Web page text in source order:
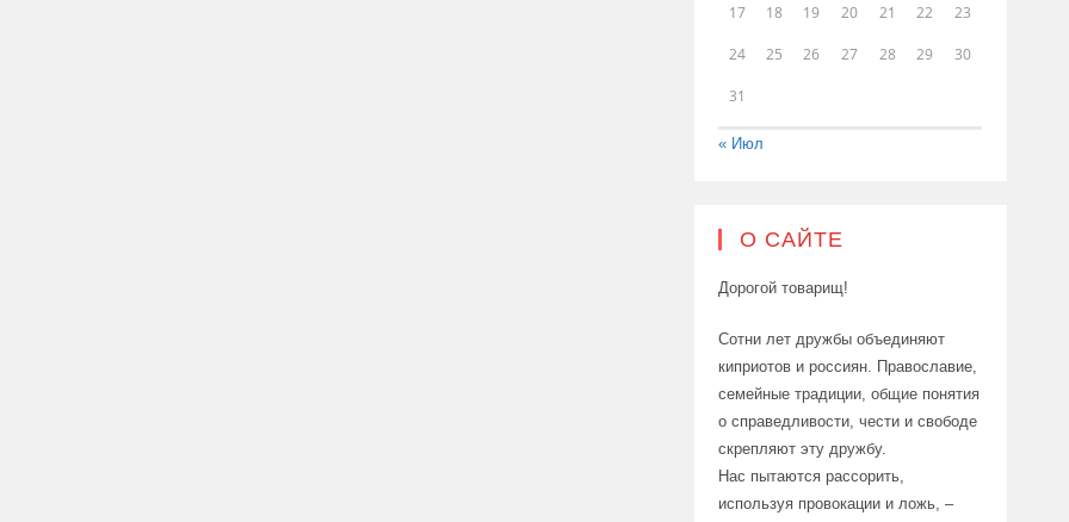
17 18 19 20 21 22 23
24 25 26 27 28 29 30
31
« Июл
О САЙТЕ
Дорогой товарищ!
Сотни лет дружбы объединяют
киприотов и россиян. Православие,
семейные традиции, общие понятия
о справедливости, чести и свободе
скрепляют эту дружбу.
Нас пытаются рассорить,
используя провокации и ложь, –